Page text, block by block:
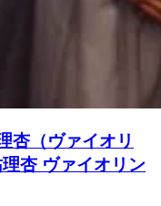
杏（ヴァイオリ
杏 ヴァイオリン